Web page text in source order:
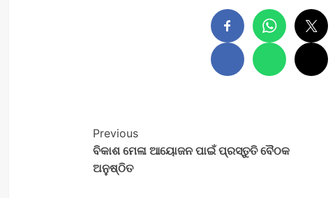
Post
Navigation
Previous
ବିକାଶ ମେଳା ଆୟୋଜନ ପାଇଁ ପ୍ରସ୍ତୁତି ବୈଠକ
ଅନୁଷ୍ଠିତ